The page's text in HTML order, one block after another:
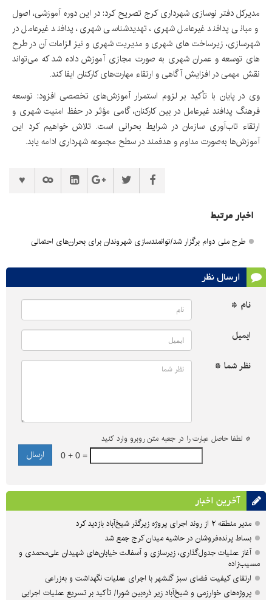
مدیرکل دفتر نوسازی شهرداری کرج تصریح کرد: در این دوره آموزشی، اصول
و مبانی پدافند غیرعامل شهری، تهدیدشناسی شهری، پدافند غیرعامل در
شهرسازی، زیرساخت های شهری و مدیریت شهری و نیز الزامات آن در طرح
های توسعه و عمران شهری به صورت مجازی آموزش داده شد که می‌تواند
نقش مهمی در افزایش آگاهی و ارتقاء مهارت‌های کارکنان ایفا کند.
وی در پایان با تأکید بر لزوم استمرار آموزش‌های تخصصی افزود: توسعه
فرهنگ پدافند غیرعامل در بین کارکنان، گامی مؤثر در حفظ امنیت شهری و
ارتقاء تاب‌آوری سازمان در شرایط بحرانی است. تلاش خواهیم کرد این
آموزش‌ها به‌صورت مداوم و هدفمند در سطح مجموعه شهرداری ادامه یابد.
اخبار مرتبط
طرح ملی دوام برگزار شد/توانمندسازی شهروندان برای بحران‌های احتمالی
ارسال نظر
نام *
ایمیل
نظر شما *
* لطفا حاصل عبارت را در جعبه متن روبرو وارد کنید
0 + 0 =
آخرین اخبار
مدیر منطقه ۲ از روند اجرای پروژه زیرگذر شیخ‌آباد بازدید کرد
بساط پرنده‌فروشان در حاشیه میدان کرج جمع شد
آغاز عملیات جدول‌گذاری، زیرسازی و آسفالت خیابان‌های شهیدان علی‌محمدی و
مسیب‌زاده
ارتقای کیفیت فضای سبز گلشهر با اجرای عملیات نگهداشت و به‌زراعی
پروژه‌های خوارزمی و شیخ‌آباد زیر ذره‌بین شورا/ تأکید بر تسریع عملیات اجرایی